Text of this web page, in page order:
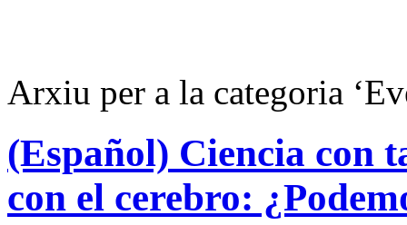
Arxiu per a la categoria
(Español) Ciencia con
con el cerebro: